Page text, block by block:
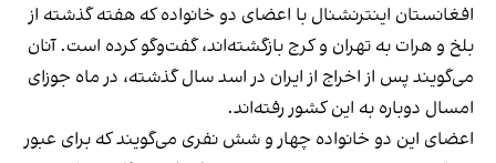
افغانستان اینترنشنال با اعضای دو خانواده که هفته گذشته از
بلخ و هرات به تهران و کرج بازگشته‌اند، گفت‌وگو کرده است. آنان
می‌گویند پس از اخراج از ایران در اسد سال گذشته، در ماه جوزای
امسال دوباره به این کشور رفته‌اند.
اعضای این دو خانواده چهار و شش نفری می‌گویند که برای عبور